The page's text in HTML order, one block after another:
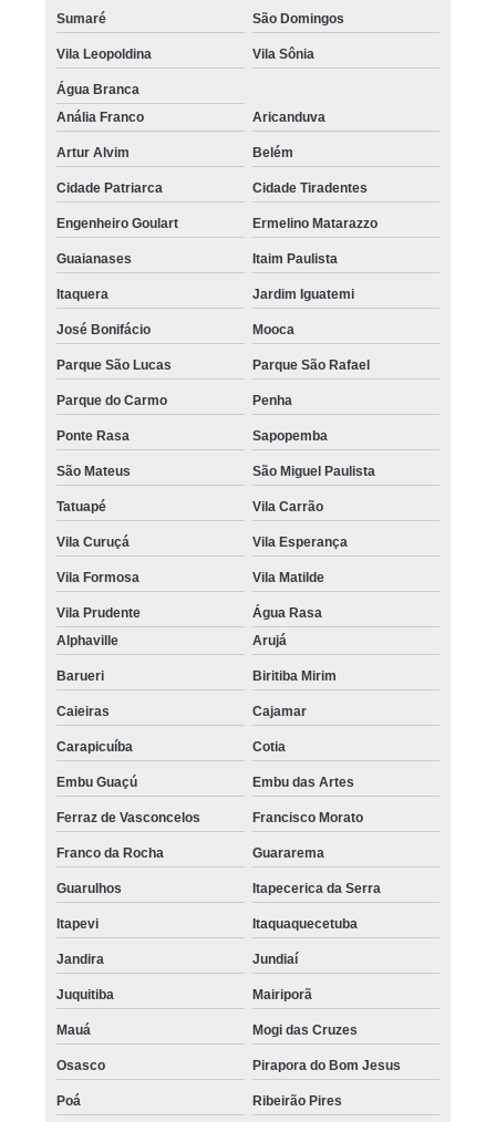
Sumaré São Domingos
Vila Leopoldina Vila Sônia
Água Branca
Anália Franco
Aricanduva
Artur Alvim Belém
Cidade Patriarca Cidade Tiradentes
Engenheiro Goulart Ermelino Matarazzo
Guaianases Itaim Paulista
Itaquera Jardim Iguatemi
José Bonifácio Mooca
Parque São Lucas Parque São Rafael
Parque do Carmo Penha
Ponte Rasa Sapopemba
São Mateus São Miguel Paulista
Tatuapé Vila Carrão
Vila Curuçá Vila Esperança
Vila Formosa Vila Matilde
Vila Prudente
Água Rasa
Alphaville
Arujá
Barueri Biritiba Mirim
Caieiras Cajamar
Carapicuíba Cotia
Embu Guaçú Embu das Artes
Ferraz de Vasconcelos Francisco Morato
Franco da Rocha Guararema
Guarulhos Itapecerica da Serra
Itapevi Itaquaquecetuba
Jandira Jundiaí
Juquitiba Mairiporã
Mauá Mogi das Cruzes
Osasco Pirapora do Bom Jesus
Poá Ribeirão Pires